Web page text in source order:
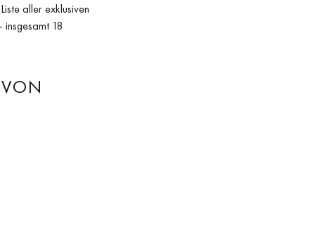
aller exklusiven
18